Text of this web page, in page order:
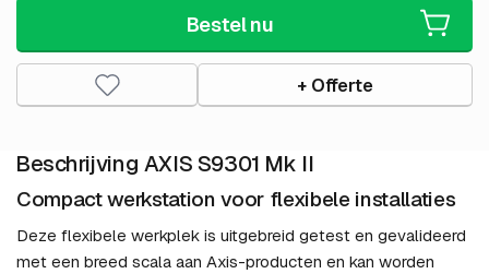
Bestel nu
+ Offerte
Beschrijving AXIS S9301 Mk II
Compact werkstation voor flexibele installaties
Deze flexibele werkplek is uitgebreid getest en gevalideerd
met een breed scala aan Axis-producten en kan worden